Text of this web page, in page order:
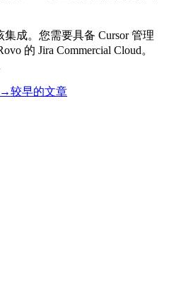
集成。您需要具备 Cursor 管理
的 Jira Commercial Cloud。
较早的文章